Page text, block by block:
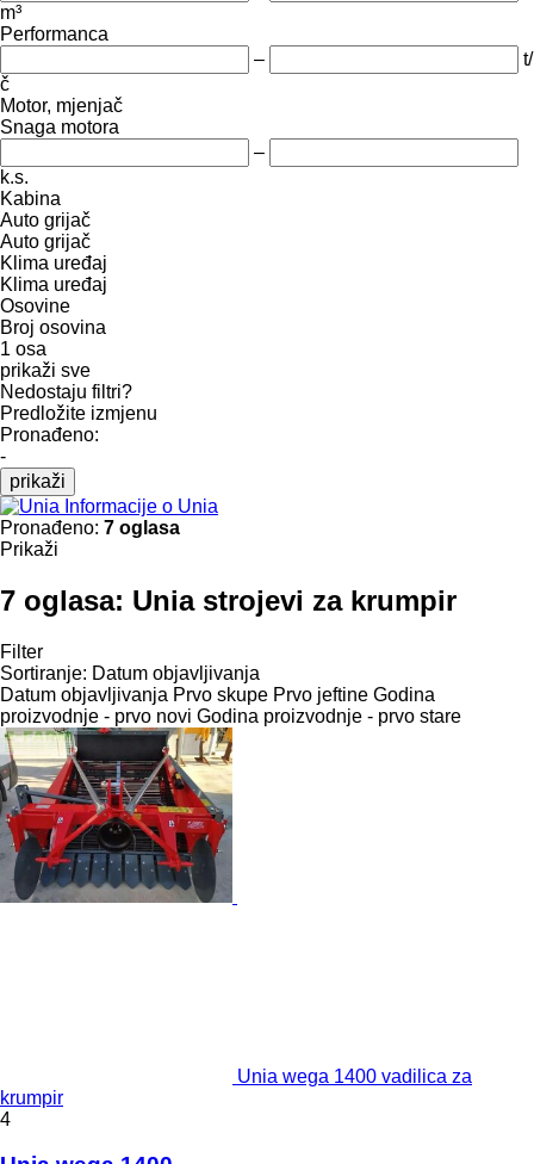
m³
Performanca
–
t/
č
Motor, mjenjač
Snaga motora
–
k.s.
Kabina
Auto grijač
Auto grijač
Klima uređaj
Klima uređaj
Osovine
Broj osovina
1 osa
prikaži sve
Nedostaju filtri?
Predložite izmjenu
Pronađeno:
-
prikaži
Informacije o Unia
Pronađeno: 7 oglasa
Prikaži
7 oglasa: Unia strojevi za krumpir
Filter
Sortiranje: Datum objavljivanja
Datum objavljivanja Prvo skupe Prvo jeftine Godina
proizvodnje - prvo novi Godina proizvodnje - prvo stare
Unia wega 1400 vadilica za
krumpir
4